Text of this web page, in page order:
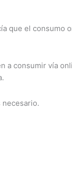
el
a consumir vía
necesario.